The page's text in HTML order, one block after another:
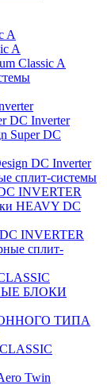
A
A
Classic A
DC Inverter
Super DC
DC Inverter
сплит-системы
INVERTER
HEAVY DC
INVERTER
сплит-
БЛОКИ
ТИПА
Twin